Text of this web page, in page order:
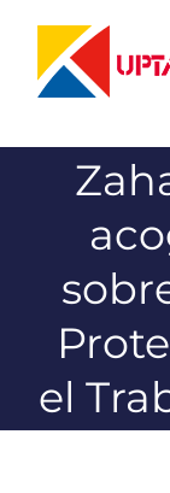
contenido
el